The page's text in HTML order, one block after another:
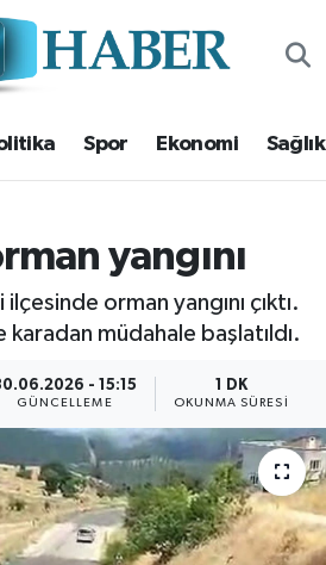
Spor Ekonomi Sağlık
yangını
ilçesinde orman yangını çıktı.
karadan müdahale başlatıldı.
- 15:15
GÜNCELLEME
1 DK
OKUNMA SÜRESI
ve Fikstür